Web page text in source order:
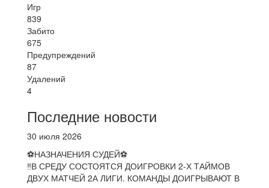
Игр
839
Забито
675
Предупреждений
87
Удалений
4
Последние новости
30 июля 2026
⚽НАЗНАЧЕНИЯ СУДЕЙ⚽
‼В СРЕДУ СОСТОЯТСЯ ДОИГРОВКИ 2-Х ТАЙМОВ
ДВУХ МАТЧЕЙ 2А ЛИГИ. КОМАНДЫ ДОИГРЫВАЮТ В